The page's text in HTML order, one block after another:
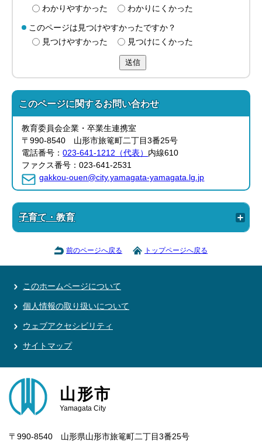
わかりやすかった
わかりにくかった
このページは見つけやすかったですか？
見つけやすかった
見つけにくかった
送信
このページに関するお問い合わせ
教育委員会企業・卒業生連携室
〒990-8540 山形市旅篭町二丁目3番25号
電話番号：023-641-1212（代表） 内線610
ファクス番号：023-641-2531
gakkou-ouen@city.yamagata-yamagata.lg.jp
子育て・教育
前のページへ戻る トップページへ戻る
このホームページについて
個人情報の取り扱いについて
ウェブアクセシビリティ
サイトマップ
山形市
Yamagata City
〒990-8540 山形県山形市旅篭町二丁目3番25号